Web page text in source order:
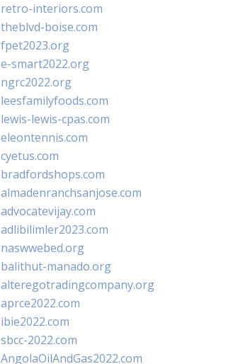
retro-interiors.com
theblvd-boise.com
fpet2023.org
e-smart2022.org
ngrc2022.org
leesfamilyfoods.com
lewis-lewis-cpas.com
eleontennis.com
cyetus.com
bradfordshops.com
almadenranchsanjose.com
advocatevijay.com
adlibilimler2023.com
naswwebed.org
balithut-manado.org
alteregotradingcompany.org
aprce2022.com
ibie2022.com
sbcc-2022.com
AngolaOilAndGas2022.com